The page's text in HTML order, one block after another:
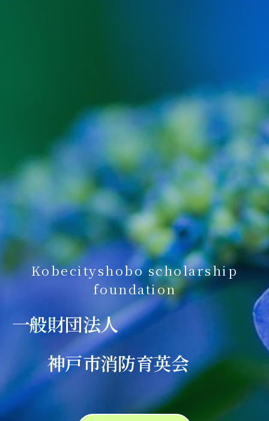
Kobecityshobo scholarship
foundation
一般財団法人
神戸市消防育英会